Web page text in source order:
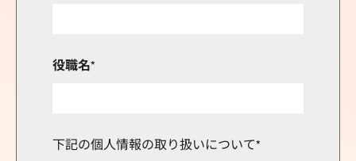
役職名*
下記の個人情報の取り扱いについて*